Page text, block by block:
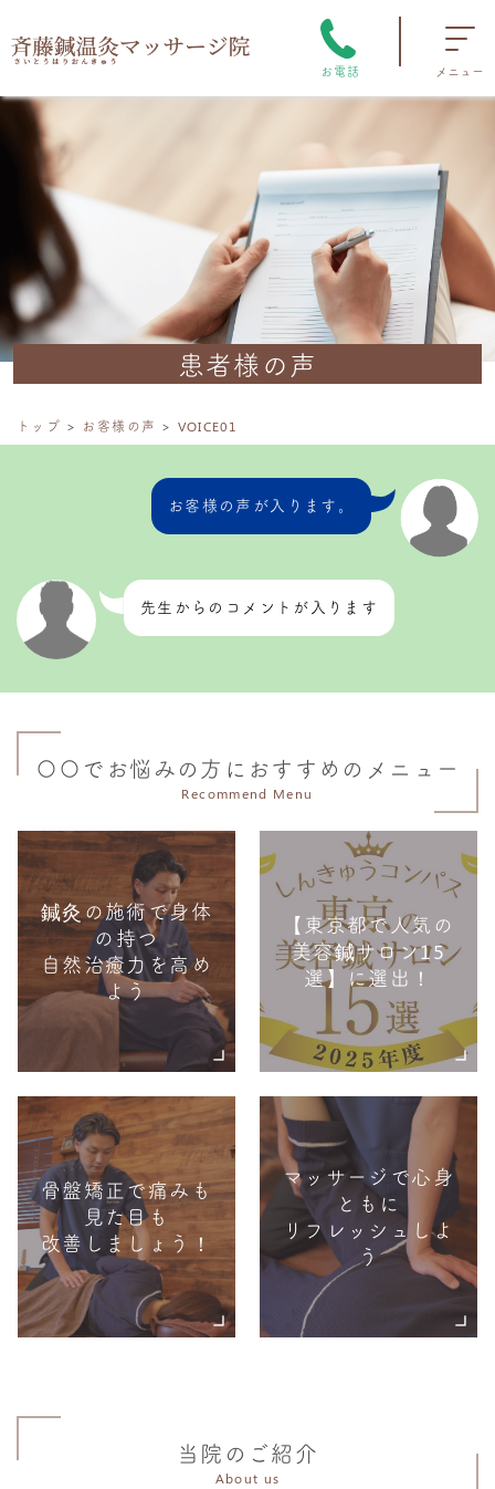
お電話 メニュー
患者様の声
トップ お客様の声 VOICE01
お客様の声が入ります。
先生からのコメントが入ります
〇〇でお悩みの方におすすめのメニュー
Recommend Menu
鍼灸の施術で身体
の持つ
自然治癒力を高め
よう
【東京都で人気の
美容鍼サロン15
選】に選出！
骨盤矯正で痛みも
見た目も
改善しましょう！
マッサージで心身
ともに
リフレッシュしよ
う
当院のご紹介
About us